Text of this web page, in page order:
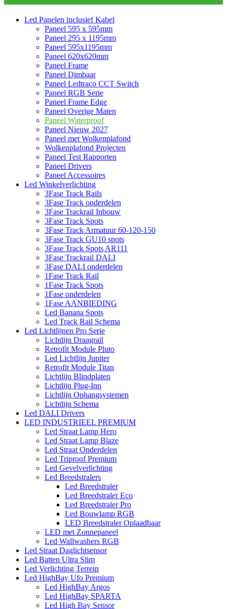
Led Panelen inclusief Kabel
Paneel 595 x 595mm
Paneel 295 x 1195mm
Paneel 595x1195mm
Paneel 620x620mm
Paneel Frame
Paneel Dimbaar
Paneel Ledtraco CCT Switch
Paneel RGB Serie
Paneel Frame Edge
Paneel Overige Maten
Paneel Waterproof
Paneel Nieuw 2027
Paneel met Wolkenplafond
Wolkenplafond Projecten
Paneel Test Rapporten
Paneel Drivers
Paneel Accessoires
Led Winkelverlichting
3Fase Track Rails
3Fase Track onderdelen
3Fase Trackrail Inbouw
3Fase Track Spots
3Fase Track Armatuur 60-120-150
3Fase Track GU10 spots
3Fase Track Spots AR111
3Fase Trackrail DALI
3Fase DALI onderdelen
1Fase Track Rail
1Fase Track Spots
1Fase onderdelen
1Fase AANBIEDING
Led Banana Spots
Led Track Rail Schema
Led Lichtlijnen Pro Serie
Lichtlijn Draagrail
Retrofit Module Pluto
Led Lichtlijn Jupiter
Retrofit Module Titan
Lichtlijn Blindplaten
Lichtlijn Plug-Inn
Lichtlijn Ophangsystemen
Lichtlijn Schema
Led DALI Drivers
LED INDUSTRIEEL PREMIUM
Led Straat Lamp Hero
Led Straat Lamp Blaze
Led Straat Onderdelen
Led Triproof Premium
Led Gevelverlichting
Led Breedstralers
Led Breedstraler
Led Breedstraler Eco
Led Breedstraler Pro
Led Bouwlamp RGB
LED Breedstraler Oplaadbaar
LED met Zonnepaneel
Led Wallwashers RGB
Led Straat Daglichtsensor
Led Batten Ultra Slim
Led Verlichting Terrein
Led HighBay Ufo Premium
Led HighBay Argos
Led HighBay SPARTA
Led High Bay Sensor